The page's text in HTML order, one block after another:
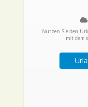
Nutzen Sie den
mit dem